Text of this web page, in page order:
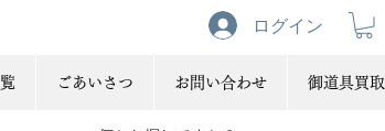
ログイン
ごあいさつ お問い合わせ 御道具買取